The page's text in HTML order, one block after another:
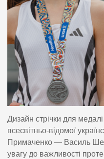
Дизайн стрічки для
всесвітньо-відомої
Примаченко — Василь
увагу до важливості